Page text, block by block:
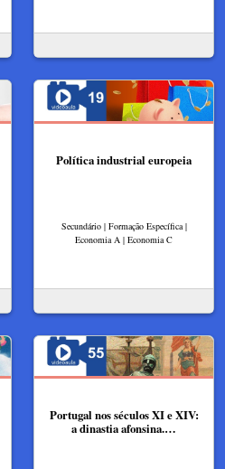
Política industrial europeia
Secundário | Formação Específica |
Economia A | Economia C
Portugal nos séculos XI e XIV:
a dinastia afonsina.…